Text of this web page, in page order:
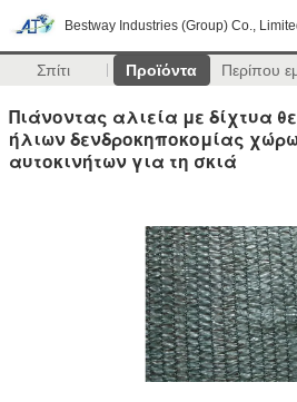
Bestway Industries (Group) Co.,
Σπίτι Προϊόντα Περίπου
Πιάνοντας αλιεία με δίχτυα
ήλιων δενδροκηποκομίας
αυτοκινήτων για τη σκιά